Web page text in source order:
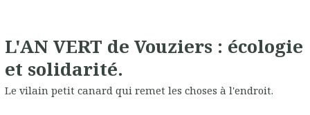
L'AN VERT de Vouziers : écologie
et solidarité.
Le vilain petit canard qui remet les choses à l'endroit.